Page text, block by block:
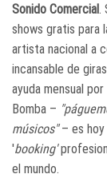
Sonido Comercial.
shows gratis para
artista nacional a
incansable de
ayuda mensual
Bomba –
músicos"– es hoy
'booking'
el mundo.